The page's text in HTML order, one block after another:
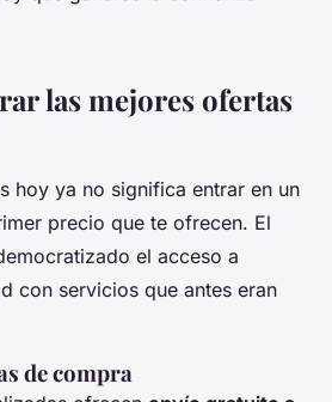
las mejores ofertas
hoy ya no significa entrar en un
precio que te ofrecen. El
el acceso a
con servicios que antes eran
de compra